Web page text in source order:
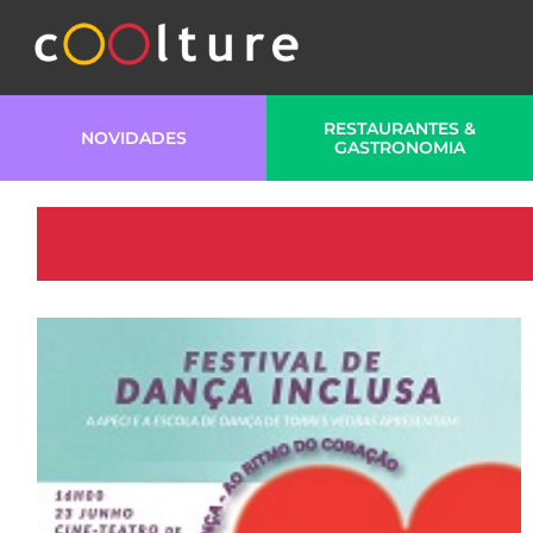
NOVIDADES
RESTAURANTES &
GASTRONOMIA